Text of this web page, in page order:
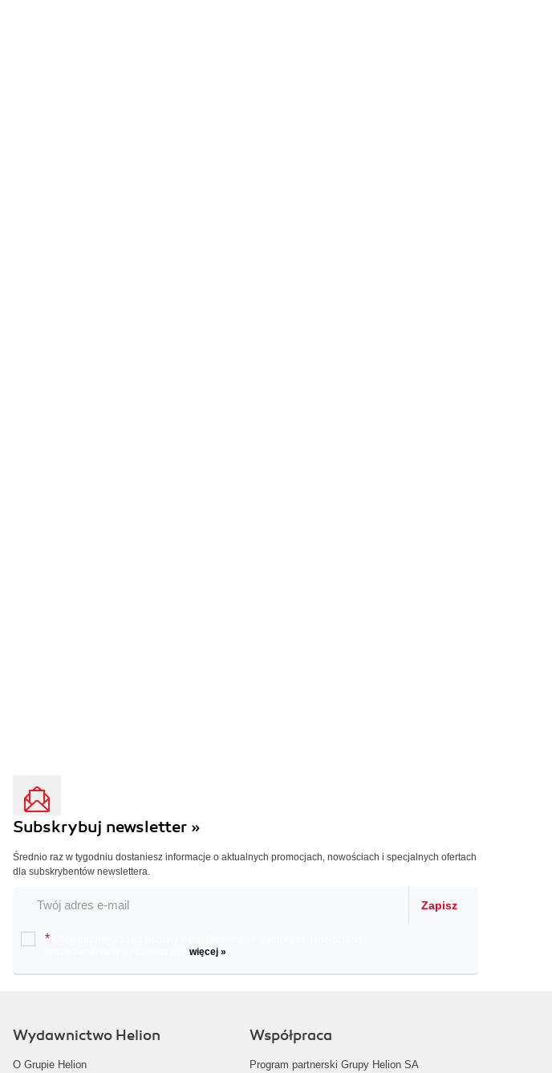
Subskrybuj newsletter »
Średnio raz w tygodniu dostaniesz informacje o aktualnych promocjach, nowościach i specjalnych ofertach
dla subskrybentów newslettera.
Zapisz
*
więcej »
Wydawnictwo Helion
O Grupie Helion
Współpraca
Program partnerski Grupy Helion SA